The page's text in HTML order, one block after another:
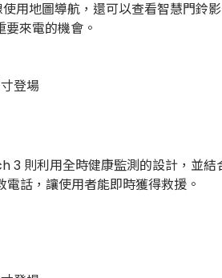
地圖導航，還可以查看智慧門鈴
來電的機會。
則利用全時健康監測的設計，並結
話，讓使用者能即時獲得救援。